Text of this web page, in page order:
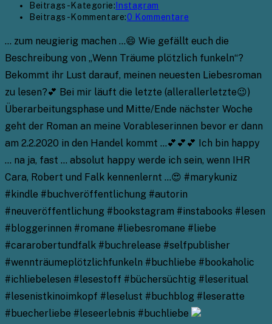
Beitrags-Kategorie: Instagram
Beitrags-Kommentare:0 Kommentare
… zum neugierig machen …😄 Wie gefällt euch die
Beschreibung von „Wenn Träume plötzlich funkeln“?
Bekommt ihr Lust darauf, meinen neuesten Liebesroman
zu lesen?💕 Bei mir läuft die letzte (allerallerletzte😉)
Überarbeitungsphase und Mitte/Ende nächster Woche
geht der Roman an meine Vorableserinnen bevor er dann
am 2.2.2020 in den Handel kommt …💕💕💕 Ich bin happy
… na ja, fast … absolut happy werde ich sein, wenn IHR
Cara, Robert und Falk kennenlernt …😍 #marykuniz
#kindle #buchveröffentlichung #autorin
#neuveröffentlichung #bookstagram #instabooks #lesen
#bloggerinnen #romane #liebesromane #liebe
#cararobertundfalk #buchrelease #selfpublisher
#wennträumeplötzlichfunkeln #buchliebe #bookaholic
#ichliebelesen #lesestoff #büchersüchtig #leseritual
#lesenistkinoimkopf #leselust #buchblog #leseratte
#buecherliebe #leseerlebnis #buchliebe